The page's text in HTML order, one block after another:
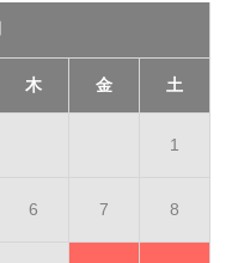
木 金 土
1
6 7 8